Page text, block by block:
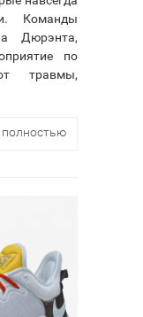
Команды
Дюрэнта,
по
травмы,
полностью